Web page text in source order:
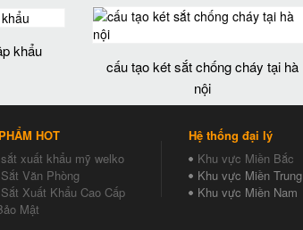
khẩu
cấu tạo két sắt chống cháy tại hà
nội
HOT
xuất khẩu mỹ welko
Văn Phòng
Xuất Khẩu Cao Cấp
Mật
Hệ thống đại lý
Khu vực Miền Bắc
Khu vực Miền Trung
Khu vực Miền Nam